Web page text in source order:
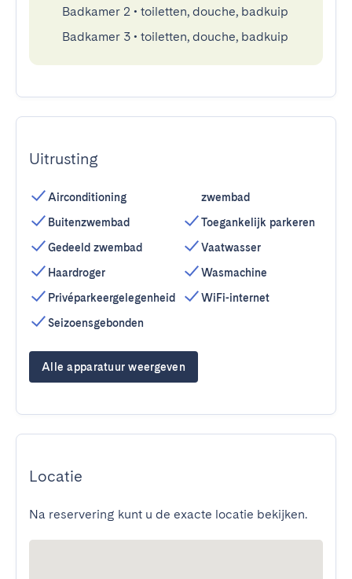
Badkamer 2 • toiletten, douche, badkuip
Badkamer 3 • toiletten, douche, badkuip
Uitrusting
Airconditioning
Buitenzwembad
Gedeeld zwembad
Haardroger
Privéparkeergelegenheid
Seizoensgebonden
zwembad
Toegankelijk parkeren
Vaatwasser
Wasmachine
WiFi-internet
Alle apparatuur weergeven
Locatie
Na reservering kunt u de exacte locatie bekijken.